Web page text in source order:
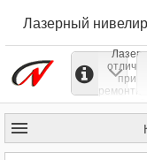
Лазерный нивелир
при
работ.
легко
делятся